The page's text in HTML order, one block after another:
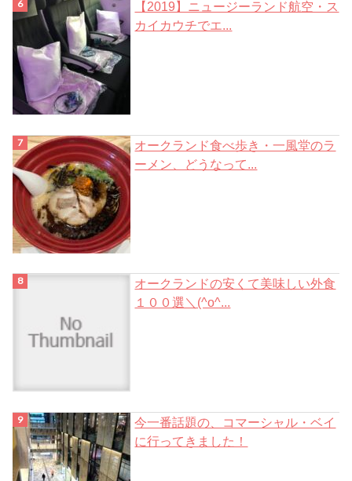
【2019】ニュージーランド航空・ス
カイカウチでエ...
オークランド食べ歩き・一風堂のラ
ーメン、どうなって...
オークランドの安くて美味しい外食
１００選＼(^o^...
今一番話題の、コマーシャル・ベイ
に行ってきました！